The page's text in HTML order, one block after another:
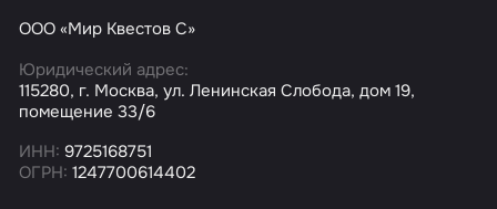
ООО «Мир Квестов С»
Юридический адрес:
115280, г. Москва, ул. Ленинская Слобода, дом 19,
помещение 33/6
ИНН: 9725168751
ОГРН: 1247700614402